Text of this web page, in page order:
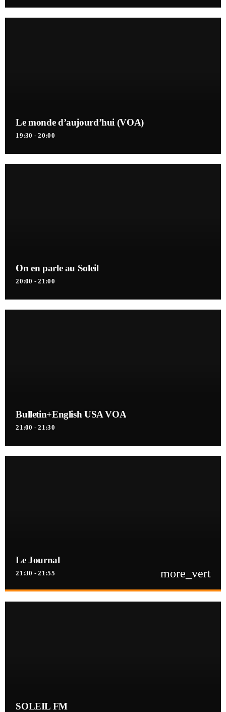
Le monde d’aujourd’hui (VOA)
19:30 - 20:00
On en parle au Soleil
20:00 - 21:00
Bulletin+English USA VOA
21:00 - 21:30
Le Journal
21:30 - 21:55 more_vert
Le Journal close
SOLEIL FM